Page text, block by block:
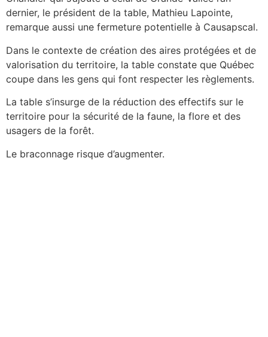
dernier, le président de la table, Mathieu Lapointe,
remarque aussi une fermeture potentielle à Causapscal.
Dans le contexte de création des aires protégées et de
valorisation du territoire, la table constate que Québec
coupe dans les gens qui font respecter les règlements.
La table s’insurge de la réduction des effectifs sur le
territoire pour la sécurité de la faune, la flore et des
usagers de la forêt.
Le braconnage risque d’augmenter.